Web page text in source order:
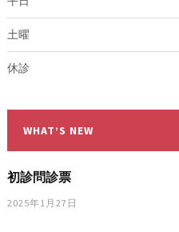
土曜
休診
WHAT’S NEW
初診問診票
2025年1月27日